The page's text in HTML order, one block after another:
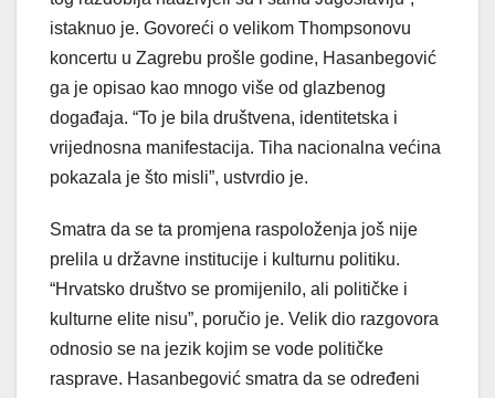
istaknuo je. Govoreći o velikom Thompsonovu
koncertu u Zagrebu prošle godine, Hasanbegović
ga je opisao kao mnogo više od glazbenog
događaja. “To je bila društvena, identitetska i
vrijednosna manifestacija. Tiha nacionalna većina
pokazala je što misli”, ustvrdio je.
Smatra da se ta promjena raspoloženja još nije
prelila u državne institucije i kulturnu politiku.
“Hrvatsko društvo se promijenilo, ali političke i
kulturne elite nisu”, poručio je. Velik dio razgovora
odnosio se na jezik kojim se vode političke
rasprave. Hasanbegović smatra da se određeni